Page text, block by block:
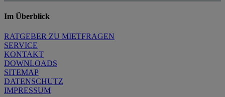
Im Überblick
RATGEBER ZU MIETFRAGEN
SERVICE
KONTAKT
DOWNLOADS
SITEMAP
DATENSCHUTZ
IMPRESSUM